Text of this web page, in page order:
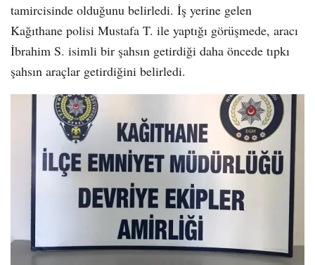
tamircisinde olduğunu belirledi. İş yerine gelen
Kağıthane polisi Mustafa T. ile yaptığı görüşmede, aracı
İbrahim S. isimli bir şahsın getirdiği daha öncede tıpkı
şahsın araçlar getirdiğini belirledi.